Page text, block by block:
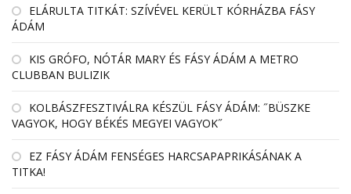
EL­ÁRULTA TIT­KÁT: SZÍ­VÉ­VEL KE­RÜLT KÓR­HÁZBA FÁSY
ÁDÁM
KIS GRÓFO, NÓTÁR MARY ÉS FÁSY ÁDÁM A METRO
CLUBBAN BULIZIK
KOLBÁSZFESZTIVÁLRA KÉSZÜL FÁSY ÁDÁM: ˝BÜSZKE
VAGYOK, HOGY BÉKÉS MEGYEI VAGYOK˝
EZ FÁSY ÁDÁM FENSÉGES HARCSAPAPRIKÁSÁNAK A
TITKA!